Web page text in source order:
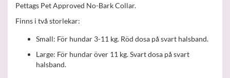
Pettags Pet Approved No-Bark Collar.
Finns i två storlekar:
Small: För hundar 3-11 kg. Röd dosa på svart halsband.
Large: För hundar över 11 kg. Svart dosa på svart
halsband.